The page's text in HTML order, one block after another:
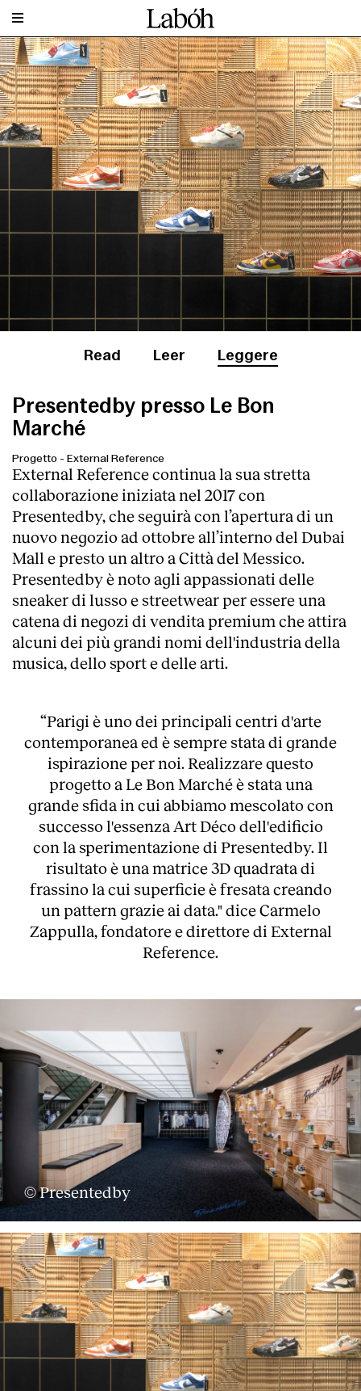
About
Read Leer Leggere
Presentedby presso Le Bon
Marché
Progetto - External Reference
External Reference continua la sua stretta
collaborazione iniziata nel 2017 con
Presentedby, che seguirà con l’apertura di un
nuovo negozio ad ottobre all’interno del Dubai
Mall e presto un altro a Città del Messico.
Presentedby è noto agli appassionati delle
sneaker di lusso e streetwear per essere una
catena di negozi di vendita premium che attira
alcuni dei più grandi nomi dell'industria della
musica, dello sport e delle arti.
“Parigi è uno dei principali centri d'arte
contemporanea ed è sempre stata di grande
ispirazione per noi. Realizzare questo
progetto a Le Bon Marché è stata una
grande sfida in cui abbiamo mescolato con
successo l'essenza Art Déco dell'edificio
con la sperimentazione di Presentedby. Il
risultato è una matrice 3D quadrata di
frassino la cui superficie è fresata creando
un pattern grazie ai data." dice Carmelo
Zappulla, fondatore e direttore di External
Reference.
© Presentedby